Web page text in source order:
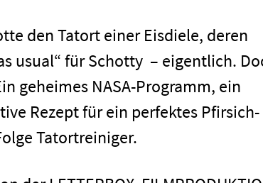
den Tatort einer Eisdiele, deren
usual“ für Schotty – eigentlich.
geheimes NASA-Programm, ein
Rezept für ein perfektes Pfirsich-
Tatortreiniger.